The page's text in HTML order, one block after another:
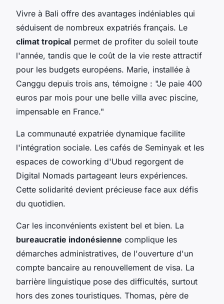
Vivre à Bali offre des avantages indéniables qui
séduisent de nombreux expatriés français. Le
climat tropical permet de profiter du soleil toute
l'année, tandis que le coût de la vie reste attractif
pour les budgets européens. Marie, installée à
Canggu depuis trois ans, témoigne : "Je paie 400
euros par mois pour une belle villa avec piscine,
impensable en France."
La communauté expatriée dynamique facilite
l'intégration sociale. Les cafés de Seminyak et les
espaces de coworking d'Ubud regorgent de
Digital Nomads partageant leurs expériences.
Cette solidarité devient précieuse face aux défis
du quotidien.
Car les inconvénients existent bel et bien. La
bureaucratie indonésienne complique les
démarches administratives, de l'ouverture d'un
compte bancaire au renouvellement de visa. La
barrière linguistique pose des difficultés, surtout
hors des zones touristiques. Thomas, père de